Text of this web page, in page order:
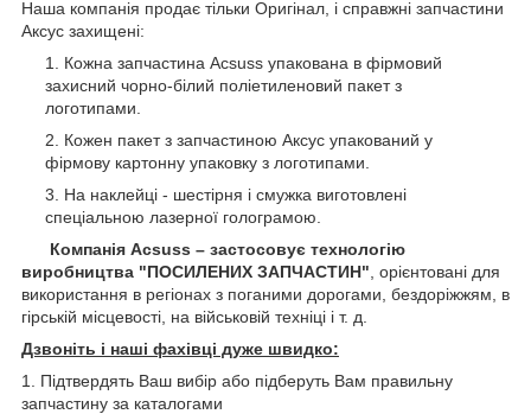
Наша компанія продає тільки Оригінал, і справжні запчастини
Аксус захищені:
Кожна запчастина Acsuss упакована в фірмовий
захисний чорно-білий поліетиленовий пакет з
логотипами.
Кожен пакет з запчастиною Аксус упакований у
фірмову картонну упаковку з логотипами.
На наклейці - шестірня і смужка виготовлені
спеціальною лазерної голограмою.
Компанія Acsuss – застосовує технологію
виробництва "ПОСИЛЕНИХ ЗАПЧАСТИН" , орієнтовані для
використання в регіонах з поганими дорогами, бездоріжжям, в
гірській місцевості, на військовій техніці і т. д.
Дзвоніть і наші фахівці дуже швидко:
1. Підтвердять Ваш вибір або підберуть Вам правильну
запчастину за каталогами